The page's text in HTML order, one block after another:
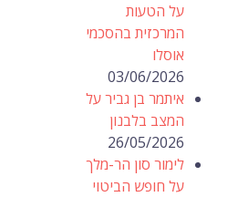
על הטעות
המרכזית בהסכמי
אוסלו
03/06/2026
איתמר בן גביר על
המצב בלבנון
26/05/2026
לימור סון הר-מלך
על חופש הביטוי